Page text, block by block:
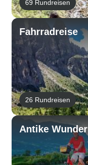
69 Rundreisen
Fahrradreise
26 Rundreisen
Antike Wunder